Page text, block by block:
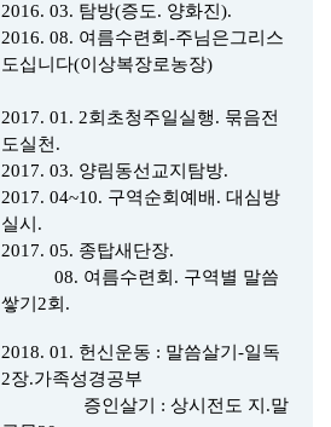
2016. 03. 탐방(증도. 양화진).
2016. 08. 여름수련회-주님은그리스
도십니다(이상복장로농장)
2017. 01. 2회초청주일실행. 묶음전
도실천.
2017. 03. 양림동선교지탐방.
2017. 04~10. 구역순회예배. 대심방
실시.
2017. 05. 종탑새단장.
08. 여름수련회. 구역별 말씀
쌓기2회.
2018. 01. 헌신운동 : 말씀살기-일독
2장.가족성경공부
증인살기 : 상시전도 지.말